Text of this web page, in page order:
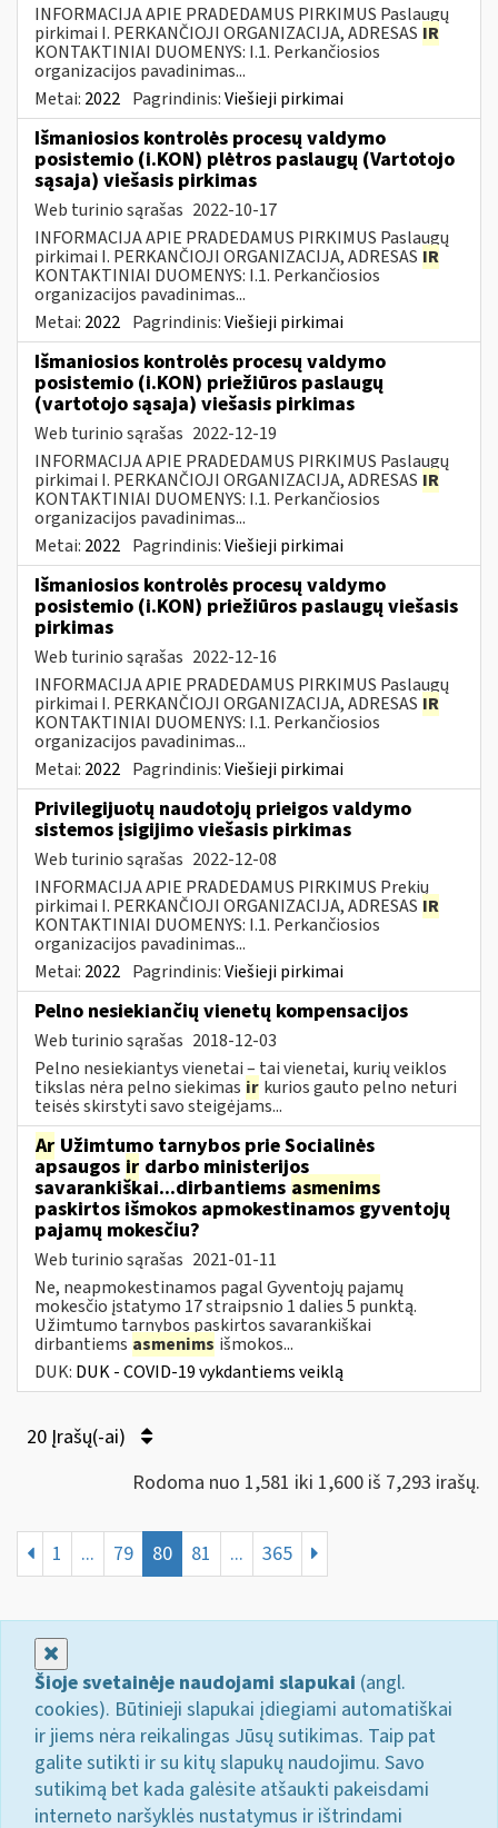
INFORMACIJA APIE PRADEDAMUS PIRKIMUS Paslaugų
pirkimai I. PERKANČIOJI ORGANIZACIJA, ADRESAS IR
KONTAKTINIAI DUOMENYS: I.1. Perkančiosios
organizacijos pavadinimas...
Metai: 2022 Pagrindinis:Viešieji pirkimai
Išmaniosios kontrolės procesų valdymo
posistemio (i.KON) plėtros paslaugų (Vartotojo
sąsaja) viešasis pirkimas
Web turinio sąrašas 2022-10-17
INFORMACIJA APIE PRADEDAMUS PIRKIMUS Paslaugų
pirkimai I. PERKANČIOJI ORGANIZACIJA, ADRESAS IR
KONTAKTINIAI DUOMENYS: I.1. Perkančiosios
organizacijos pavadinimas...
Metai: 2022 Pagrindinis:Viešieji pirkimai
Išmaniosios kontrolės procesų valdymo
posistemio (i.KON) priežiūros paslaugų
(vartotojo sąsaja) viešasis pirkimas
Web turinio sąrašas 2022-12-19
INFORMACIJA APIE PRADEDAMUS PIRKIMUS Paslaugų
pirkimai I. PERKANČIOJI ORGANIZACIJA, ADRESAS IR
KONTAKTINIAI DUOMENYS: I.1. Perkančiosios
organizacijos pavadinimas...
Metai: 2022 Pagrindinis:Viešieji pirkimai
Išmaniosios kontrolės procesų valdymo
posistemio (i.KON) priežiūros paslaugų viešasis
pirkimas
Web turinio sąrašas 2022-12-16
INFORMACIJA APIE PRADEDAMUS PIRKIMUS Paslaugų
pirkimai I. PERKANČIOJI ORGANIZACIJA, ADRESAS IR
KONTAKTINIAI DUOMENYS: I.1. Perkančiosios
organizacijos pavadinimas...
Metai: 2022 Pagrindinis:Viešieji pirkimai
Privilegijuotų naudotojų prieigos valdymo
sistemos įsigijimo viešasis pirkimas
Web turinio sąrašas 2022-12-08
INFORMACIJA APIE PRADEDAMUS PIRKIMUS Prekių
pirkimai I. PERKANČIOJI ORGANIZACIJA, ADRESAS IR
KONTAKTINIAI DUOMENYS: I.1. Perkančiosios
organizacijos pavadinimas...
Metai: 2022 Pagrindinis:Viešieji pirkimai
Pelno nesiekiančių vienetų kompensacijos
Web turinio sąrašas 2018-12-03
Pelno nesiekiantys vienetai – tai vienetai, kurių veiklos
tikslas nėra pelno siekimas ir kurios gauto pelno neturi
teisės skirstyti savo steigėjams...
Ar Užimtumo tarnybos prie Socialinės
apsaugos ir darbo ministerijos
savarankiškai...dirbantiems asmenims
paskirtos išmokos apmokestinamos gyventojų
pajamų mokesčiu?
Web turinio sąrašas 2021-01-11
Ne, neapmokestinamos pagal Gyventojų pajamų
mokesčio įstatymo 17 straipsnio 1 dalies 5 punktą.
Užimtumo tarnybos paskirtos savarankiškai
dirbantiems asmenims išmokos...
DUK: DUK - COVID-19 vykdantiems veiklą
20 Įrašų(-ai)
Rodoma nuo 1,581 iki 1,600 iš 7,293 irašų.
1 ... 79 80 81 ... 365
Šioje svetainėje naudojami slapukai (angl.
cookies). Būtinieji slapukai įdiegiami automatiškai
ir jiems nėra reikalingas Jūsų sutikimas. Taip pat
galite sutikti ir su kitų slapukų naudojimu. Savo
sutikimą bet kada galėsite atšaukti pakeisdami
interneto naršyklės nustatymus ir ištrindami